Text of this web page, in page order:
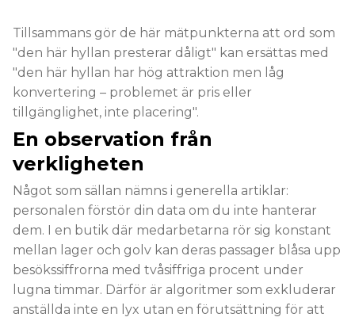
Tillsammans gör de här mätpunkterna att ord som
"den här hyllan presterar dåligt" kan ersättas med
"den här hyllan har hög attraktion men låg
konvertering – problemet är pris eller
tillgänglighet, inte placering".
En observation från
verkligheten
Något som sällan nämns i generella artiklar:
personalen förstör din data om du inte hanterar
dem. I en butik där medarbetarna rör sig konstant
mellan lager och golv kan deras passager blåsa upp
besökssiffrorna med tvåsiffriga procent under
lugna timmar. Därför är algoritmer som exkluderar
anställda inte en lyx utan en förutsättning för att